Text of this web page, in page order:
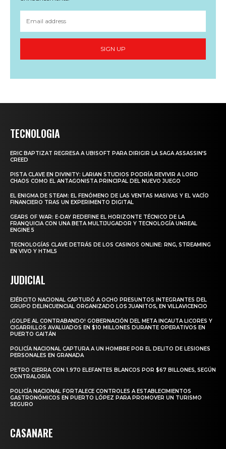
SIGN UP
TECNOLOGIA
ERIC BAPTIZAT REGRESA A UBISOFT PARA DIRIGIR LA SAGA ASSASSIN’S
CREED
PISTA CLAVE EN DIVINITY: LARIAN STUDIOS PODRÍA REVIVIR A LORD
CHAOS COMO EL ANTAGONISTA PRINCIPAL DEL NUEVO JUEGO
EL ENIGMA DE STEAM: EL FENÓMENO DE LAS VENTAS MASIVAS Y EL VACÍO
FINANCIERO TRAS UN EXPERIMENTO DIGITAL
GEARS OF WAR: E-DAY REDEFINE EL HORIZONTE TÉCNICO DE LA
FRANQUICIA CON UNA BETA MULTIJUGADOR Y TECNOLOGÍA UNREAL
ENGINE 5
TECNOLOGÍAS CLAVE DETRÁS DE LOS CASINOS ONLINE: RNG, STREAMING
EN VIVO Y HTML5
JUDICIAL
EJÉRCITO NACIONAL CAPTURÓ A OCHO PRESUNTOS INTEGRANTES DEL
GRUPO DELINCUENCIAL ORGANIZADO LOS JUANITOS, EN VILLAVICENCIO
¡GOLPE AL CONTRABANDO! GOBERNACIÓN DEL META INCAUTA LICORES Y
CIGARRILLOS AVALUADOS EN $10 MILLONES DURANTE OPERATIVOS EN
PUERTO GAITÁN
POLICÍA NACIONAL CAPTURA A UN HOMBRE POR EL DELITO DE LESIONES
PERSONALES EN GRANADA
PETRO CIERRA CON 1.970 ELEFANTES BLANCOS POR $67 BILLONES, SEGÚN
CONTRALORÍA
POLICÍA NACIONAL FORTALECE CONTROLES A ESTABLECIMIENTOS
GASTRONÓMICOS EN PUERTO LÓPEZ PARA PROMOVER UN TURISMO
SEGURO
CASANARE